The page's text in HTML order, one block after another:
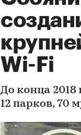
Wi-Fi
До конца 2018
12 парков, 70